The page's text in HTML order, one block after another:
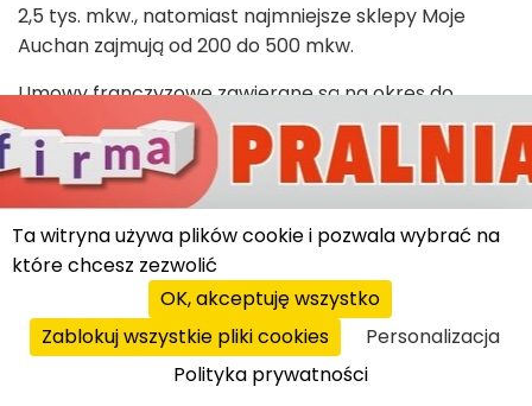
2,5 tys. mkw., natomiast najmniejsze sklepy Moje
Auchan zajmują od 200 do 500 mkw.
Umowy franczyzowe zawierane są na okres do
dziesięciu lat z możliwością przedłużenia. Koszt
inwestycji ustalany jest indywidualnie.
Franczyzobiorcy zachowują niezależność w
prowadzeniu sklepu, otrzymując jednocześnie dostęp
do łańcucha dostaw dostosowanego do wybranego
formatu.
Auchan zapewnia partnerom szkolenia obejmujące
obsługę biznesu, wykorzystanie narzędzi
sprzedażowych i zarządzanie personelem. Oferuje
Ta witryna używa plików cookie i pozwala wybrać na
które chcesz zezwolić
OK, akceptuję wszystko
Zablokuj wszystkie pliki cookies
Personalizacja
Polityka prywatności